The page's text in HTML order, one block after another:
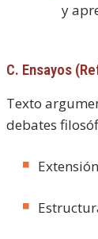
y
C. Ensayos
Texto
debates